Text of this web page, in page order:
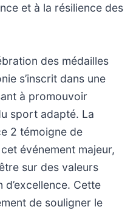
et à la résilience des
des médailles
s’inscrit dans une
à promouvoir
sport adapté. La
2 témoigne de
événement majeur,
sur des valeurs
Cette
de souligner le